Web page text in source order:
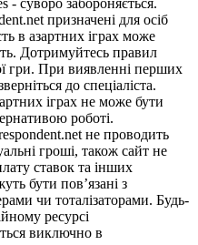
призначені для осіб
в азартних іграх може
Дотримуйтесь правил
гри. При виявленні перших
до спеціаліста.
іграх не може бути
роботі.
не проводить
гроші, також сайт не
ставок та інших
бути пов’язані з
чи тоталізаторами. Будь-
ресурсі
виключно в